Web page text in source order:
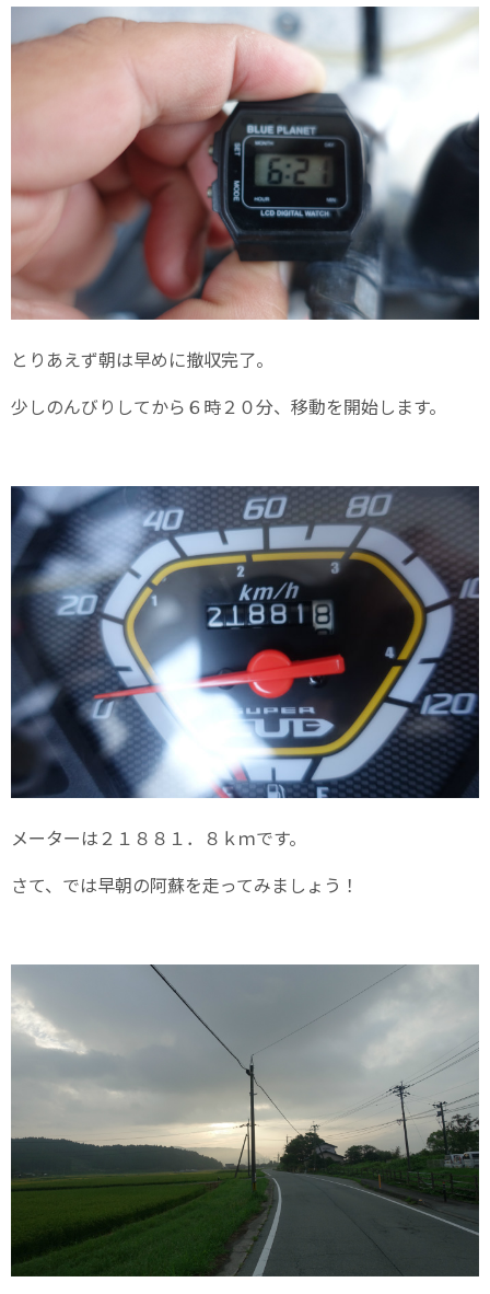
とりあえず朝は早めに撤収完了。
少しのんびりしてから６時２０分、移動を開始します。
メーターは２１８８１．８ｋｍです。
さて、では早朝の阿蘇を走ってみましょう！